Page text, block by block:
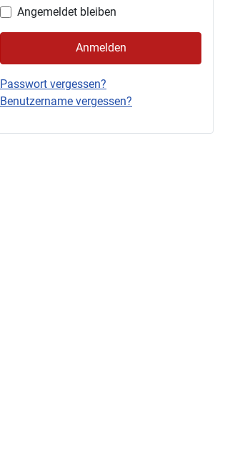
Angemeldet bleiben
Anmelden
Passwort vergessen?
Benutzername vergessen?